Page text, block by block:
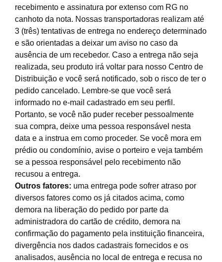
recebimento e assinatura por extenso com RG no
canhoto da nota. Nossas transportadoras realizam até
3 (três) tentativas de entrega no endereço determinado
e são orientadas a deixar um aviso no caso da
ausência de um recebedor. Caso a entrega não seja
realizada, seu produto irá voltar para nosso Centro de
Distribuição e você será notificado, sob o risco de ter o
pedido cancelado. Lembre-se que você será
informado no e-mail cadastrado em seu perfil.
Portanto, se você não puder receber pessoalmente
sua compra, deixe uma pessoa responsável nesta
data e a instrua em como proceder. Se você mora em
prédio ou condomínio, avise o porteiro e veja também
se a pessoa responsável pelo recebimento não
recusou a entrega.
Outros fatores: uma entrega pode sofrer atraso por
diversos fatores como os já citados acima, como
demora na liberação do pedido por parte da
administradora do cartão de crédito, demora na
confirmação do pagamento pela instituição financeira,
divergência nos dados cadastrais fornecidos e os
analisados, ausência no local de entrega e recusa no